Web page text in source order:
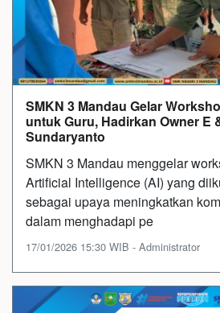
SMKN 3 Mandau Gelar
untuk Guru, Hadirkan Owner E
Sundaryanto
SMKN 3 Mandau menggelar
Artificial Intelligence (AI) yang
sebagai upaya meningkatkan
dalam menghadapi pe
17/01/2026 15:30 WIB - Administrator